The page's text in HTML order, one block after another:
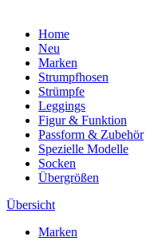
Home
Neu
Marken
Strumpfhosen
Strümpfe
Leggings
Figur & Funktion
Passform & Zubehör
Spezielle Modelle
Socken
Übergrößen
Übersicht
Marken